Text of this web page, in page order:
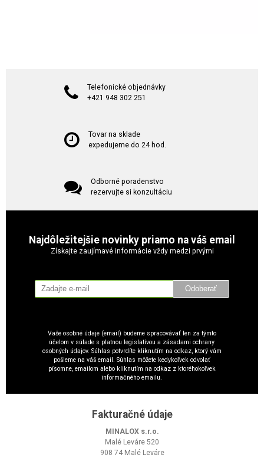
Telefonické objednávky
+421 948 302 251
Tovar na sklade
expedujeme do 24 hod.
Odborné poradenstvo
rezervujte si konzultáciu
Najdôležitejšie novinky priamo na váš email
Získajte zaujímavé informácie vždy medzi prvými
Odoberať
Vaše osobné údaje (email) budeme spracovávať len za týmto
účelom v súlade s platnou legislatívou a zásadami ochrany
osobných údajov. Súhlas potvrdíte kliknutím na odkaz, ktorý vám
pošleme na váš email. Súhlas môžete kedykoľvek odvolať
písomne, emailom alebo kliknutím na odkaz z ktoréhokoľvek
informačného emailu.
Fakturačné údaje
MINALOX s.r.o.
Malé Leváre 520
908 74 Malé Leváre